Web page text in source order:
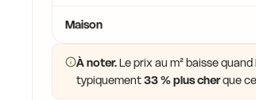
Maison
À noter.Le prix au m² baisse
typiquement33 % plus cherque